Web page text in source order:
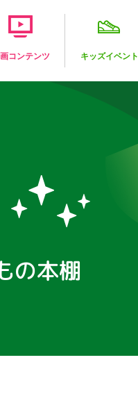
コンテンツ キッズイベント
の本棚